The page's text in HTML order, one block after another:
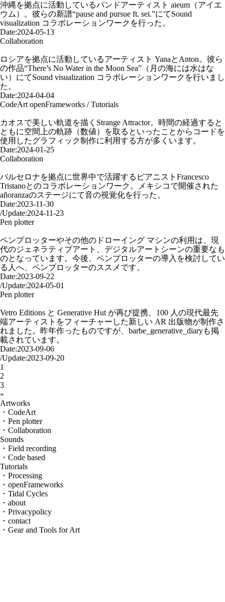
沖縄を拠点に活動しているバンドアーティスト aieum（アイエ
ウム）。彼らの新譜“pause and pursue ft. sei.”にてSound
visualization コラボレーションワークを行った。
Date:2024-05-13
Collaboration
ロシアを拠点に活動しているアーティスト YanaとAnton。彼ら
の作品“There’s No Water in the Moon Sea”（月の海には水はな
い）にてSound visualization コラボレーションワークを行いまし
た。
Date:2024-04-04
CodeArt openFrameworks / Tutorials
カオスで美しい軌道を描くStrange Attractor。時間の経過すると
ともに空間上の軌跡（数値）を取るといったことからコードを
使用したグラフィック制作に利用する方が多くいます。
Date:2024-01-25
Collaboration
バルセロナを拠点に世界中で活躍するピアニストFrancesco
Tristanoとのコラボレーションワーク。メキシコで開催された
añoranzaのステージにて音の視覚化を行った。
Date:2023-11-30
/Update:2024-11-23
Pen plotter
ペンプロッターやその他のドローイング マシンの利用は、現
代のジェネラティブアート、デジタルアートシーンの重要なも
のとなっています。今後、ペンプロッターの導入を検討してい
る人へ、ペンプロッターのススメです。
Date:2023-09-22
/Update:2024-05-01
Pen plotter
Vetro Editions と Generative Hut が再び提携、100 人の現代最先
端アーティストをフィーチャーした新しい AR 出版物が制作さ
れました。昨年作ったものですが、barbe_generative_diaryも掲
載されています。
Date:2023-09-06
/Update:2023-09-20
1
2
3
»
Artworks
・CodeArt
・Pen plotter
・Collaboration
Sounds
・Field recording
・Code based
Tutorials
・Processing
・openFrameworks
・Tidal Cycles
・about
・Privacypolicy
・contact
・Gear and Tools for Art